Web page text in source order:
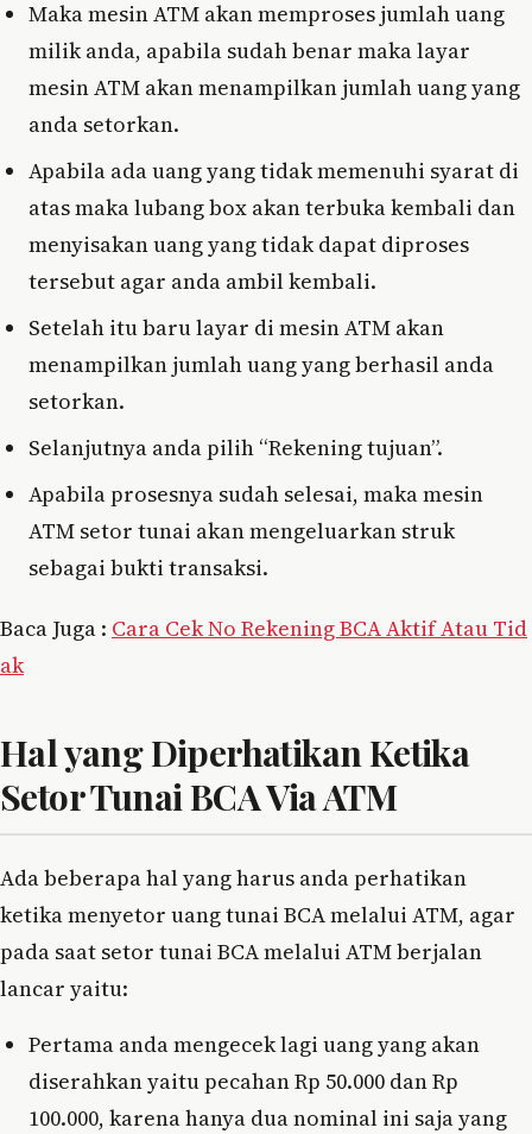
Maka mesin ATM akan memproses jumlah uang
milik anda, apabila sudah benar maka layar
mesin ATM akan menampilkan jumlah uang yang
anda setorkan.
Apabila ada uang yang tidak memenuhi syarat di
atas maka lubang box akan terbuka kembali dan
menyisakan uang yang tidak dapat diproses
tersebut agar anda ambil kembali.
Setelah itu baru layar di mesin ATM akan
menampilkan jumlah uang yang berhasil anda
setorkan.
Selanjutnya anda pilih “Rekening tujuan”.
Apabila prosesnya sudah selesai, maka mesin
ATM setor tunai akan mengeluarkan struk
sebagai bukti transaksi.
Baca Juga : Cara Cek No Rekening BCA Aktif Atau Tid
ak
Hal yang Diperhatikan Ketika
Setor Tunai BCA Via ATM
Ada beberapa hal yang harus anda perhatikan
ketika menyetor uang tunai BCA melalui ATM, agar
pada saat setor tunai BCA melalui ATM berjalan
lancar yaitu:
Pertama anda mengecek lagi uang yang akan
diserahkan yaitu pecahan Rp 50.000 dan Rp
100.000, karena hanya dua nominal ini saja yang